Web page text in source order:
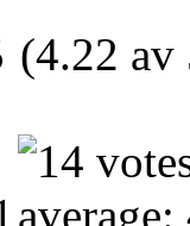
(4.22 av